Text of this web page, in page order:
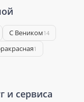
С Веником14
1
и сервиса